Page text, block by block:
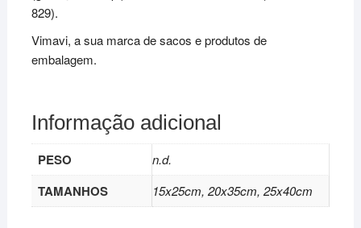
829).
Vimavi, a sua marca de sacos e produtos de
embalagem.
Informação adicional
PESO n.d.
TAMANHOS 15x25cm, 20x35cm, 25x40cm